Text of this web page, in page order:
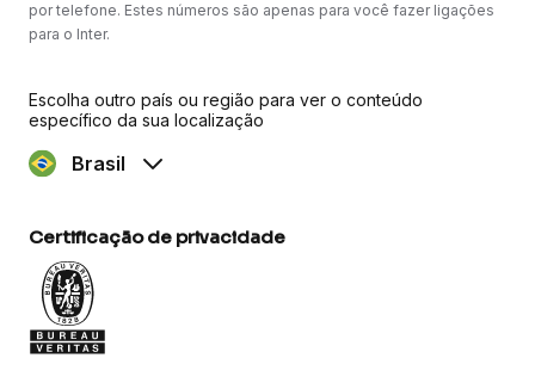
por telefone. Estes números são apenas para você fazer ligações
para o Inter.
Escolha outro país ou região para ver o conteúdo
específico da sua localização
Brasil
Certificação de privacidade